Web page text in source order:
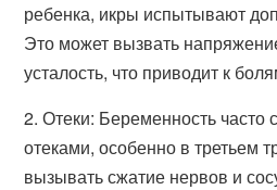
ребенка, икры испытывают
Это может вызвать
усталость, что приводит к
2. Отеки: Беременность часто
отеками, особенно в третьем
вызывать сжатие нервов и